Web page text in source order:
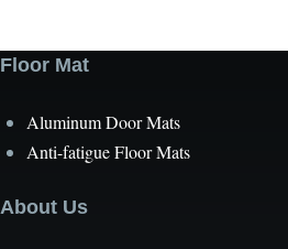
Floor Mat
Aluminum Door Mats
Anti-fatigue Floor Mats
About Us